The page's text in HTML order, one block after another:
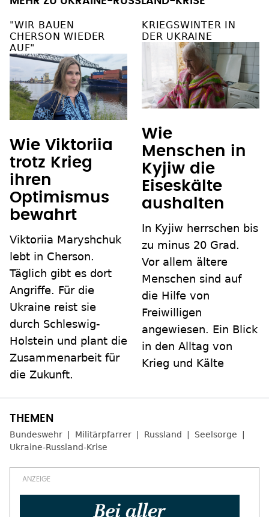
"WIR BAUEN
CHERSON WIEDER
AUF"
Wie Viktoriia
trotz Krieg
ihren
Optimismus
bewahrt
Viktoriia Maryshchuk
lebt in Cherson.
Täglich gibt es dort
Angriffe. Für die
Ukraine reist sie
durch Schleswig-
Holstein und plant die
Zusammenarbeit für
die Zukunft.
KRIEGSWINTER IN
DER UKRAINE
Wie
Menschen in
Kyjiw die
Eiseskälte
aushalten
In Kyjiw herrschen bis
zu minus 20 Grad.
Vor allem ältere
Menschen sind auf
die Hilfe von
Freiwilligen
angewiesen. Ein Blick
in den Alltag von
Krieg und Kälte
Bundeswehr Militärpfarrer Russland
Seelsorge
Ukraine-Russland-Krise